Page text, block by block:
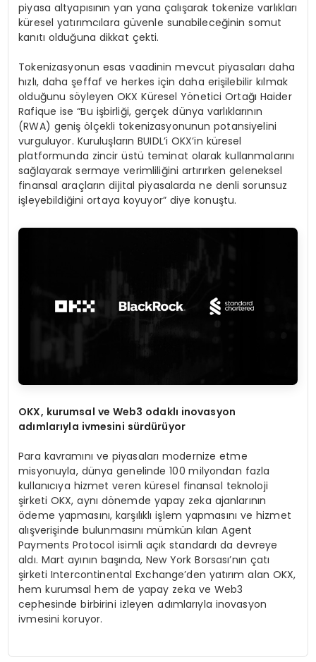
piyasa altyapısının yan yana çalışarak tokenize varlıkları
küresel yatırımcılara güvenle sunabileceğinin somut
kanıtı olduğuna dikkat çekti.
Tokenizasyonun esas vaadinin mevcut piyasaları daha
hızlı, daha şeffaf ve herkes için daha erişilebilir kılmak
olduğunu söyleyen OKX Küresel Yönetici Ortağı Haider
Rafique ise “Bu işbirliği, gerçek dünya varlıklarının
(RWA) geniş ölçekli tokenizasyonunun potansiyelini
vurguluyor. Kuruluşların BUIDL’i OKX’in küresel
platformunda zincir üstü teminat olarak kullanmalarını
sağlayarak sermaye verimliliğini artırırken geleneksel
finansal araçların dijital piyasalarda ne denli sorunsuz
işleyebildiğini ortaya koyuyor” diye konuştu.
OKX, kurumsal ve Web3 odaklı inovasyon
adımlarıyla ivmesini sürdürüyor
Para kavramını ve piyasaları modernize etme
misyonuyla, dünya genelinde 100 milyondan fazla
kullanıcıya hizmet veren küresel finansal teknoloji
şirketi OKX, aynı dönemde yapay zeka ajanlarının
ödeme yapmasını, karşılıklı işlem yapmasını ve hizmet
alışverişinde bulunmasını mümkün kılan Agent
Payments Protocol isimli açık standardı da devreye
aldı. Mart ayının başında, New York Borsası’nın çatı
şirketi Intercontinental Exchange’den yatırım alan OKX,
hem kurumsal hem de yapay zeka ve Web3
cephesinde birbirini izleyen adımlarıyla inovasyon
ivmesini koruyor.